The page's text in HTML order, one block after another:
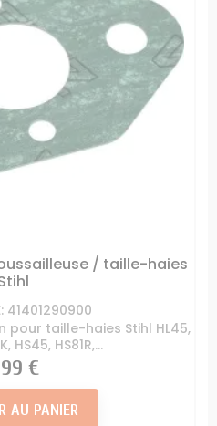
/ taille-haies
41401290900
pour taille-haies Stihl HL45,
HS45, HS81R,...
€
AU PANIER